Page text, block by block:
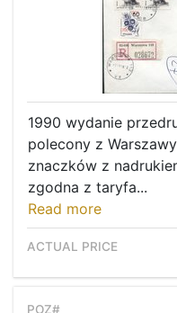
1990 wydanie
polecony z
znaczków z
zgodna z taryfa...
Read more